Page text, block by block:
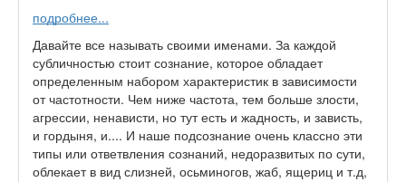
подробнее...
Давайте все называть своими именами. За каждой
субличностью стоит сознание, которое обладает
определенным набором характеристик в зависимости
от частотности. Чем ниже частота, тем больше злости,
агрессии, ненависти, но тут есть и жадность, и зависть,
и гордыня, и.... И наше подсознание очень классно эти
типы или ответвления сознаний, недоразвитых по сути,
облекает в вид слизней, осьминогов, жаб, ящериц и т.д,